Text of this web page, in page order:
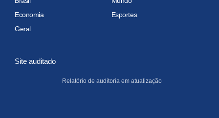
Economia
Esportes
Geral
Site auditado
Relatório de auditoria em atualização